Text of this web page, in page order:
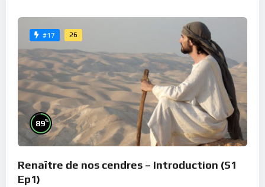
#17 26
89%
Renaître de nos cendres – Introduction (S1
Ep1)